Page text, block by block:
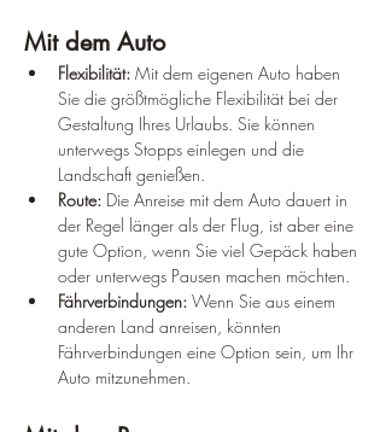
Mit dem Auto
Flexibilität: Mit dem eigenen Auto haben
Sie die größtmögliche Flexibilität bei der
Gestaltung Ihres Urlaubs. Sie können
unterwegs Stopps einlegen und die
Landschaft genießen.
Route: Die Anreise mit dem Auto dauert in
der Regel länger als der Flug, ist aber eine
gute Option, wenn Sie viel Gepäck haben
oder unterwegs Pausen machen möchten.
Fährverbindungen: Wenn Sie aus einem
anderen Land anreisen, könnten
Fährverbindungen eine Option sein, um Ihr
Auto mitzunehmen.